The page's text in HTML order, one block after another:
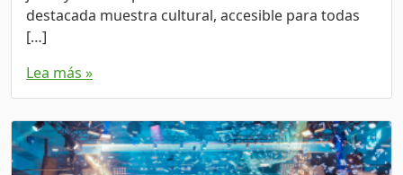
destacada muestra cultural, accesible para todas
[…]
Lea más »